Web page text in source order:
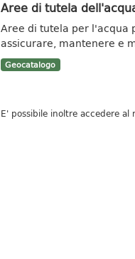
Aree di tutela
Aree di tutela per l'acqua
assicurare, mantenere e
Geocatalogo
E' possibile inoltre accedere al